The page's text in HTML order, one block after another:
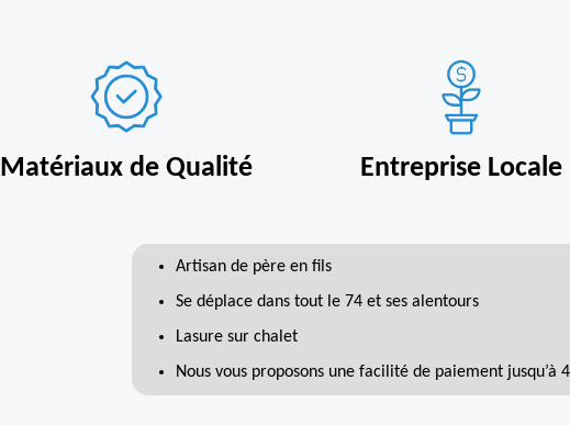
Matériaux de Qualité Entreprise Locale
Artisan de père en fils
Se déplace dans tout le 74 et ses alentours
Lasure sur chalet
Nous vous proposons une facilité de paiement jusqu’à